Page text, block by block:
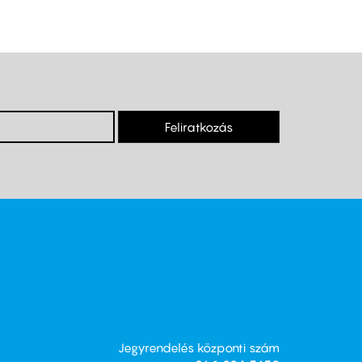
Feliratkozás
Jegyrendelés központi szám